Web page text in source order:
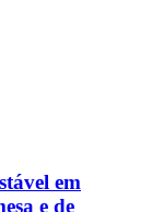
em
e de